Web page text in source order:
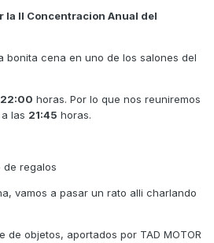
la II Concentracion Anual del
bonita cena en uno de los salones del
22:00 horas. Por lo que nos reuniremos
las 21:45 horas.
de regalos
vamos a pasar un rato alli charlando
de objetos, aportados por TAD MOTOR